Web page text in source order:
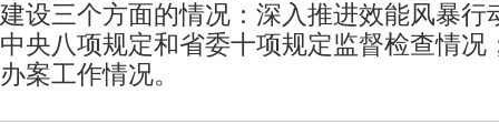
建设三个方面的情况：深入推进效能风暴行
中央八项规定和省委十项规定监督检查情况
办案工作情况。